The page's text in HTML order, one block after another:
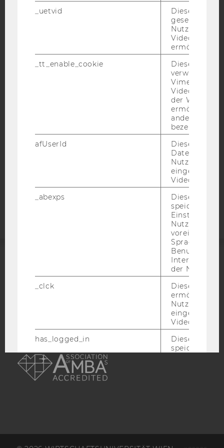
Bluesky
BARRIEREFREIHEITSERKLÄRUNG WEBSEITE
DATENSCHUTZERKLÄRUNG SOCIAL MEDIA
DATENSCHUTZERKLÄRUNG
STUDIENBEWERBER*INNEN UND STUDIERENDE
Barrierefreiheitserklärung
EQUIS
AMBA
_uetvid
Dieses
gesetzt, um
Nutzung des
Videoplayers
ermöglichen
_tt_enable_cookie
Dieses
verwendet,
Vimeo-
der WU-
ermöglichen
andere nicht
bezeichnete
afUserId
Dieses
Daten von
Videos
_abexps
Dieses Cookie
speichert
Nutzer*in, zB.
Sprache,
der Nutzer*in
_clck
Dieses Cookie
ermöglicht
Nutzung des
Video Players
has_logged_in
Dieses Cookie
speichert
Vimeo in der